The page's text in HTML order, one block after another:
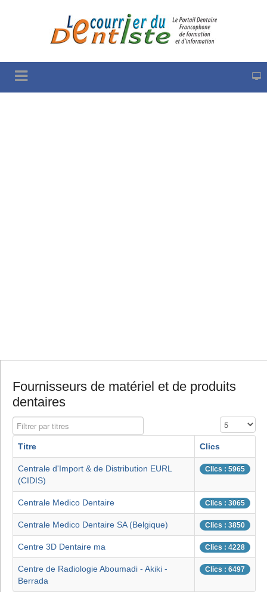
Fournisseurs de matériel et de produits
dentaires
Filtrer par titres Affichage #
Titre Clics
Centrale d'Import & de Distribution EURL
(CIDIS)
Clics : 5965
Centrale Medico Dentaire Clics : 3065
Centrale Medico Dentaire SA (Belgique) Clics : 3850
Centre 3D Dentaire ma Clics : 4228
Centre de Radiologie Aboumadi - Akiki -
Berrada
Clics : 6497